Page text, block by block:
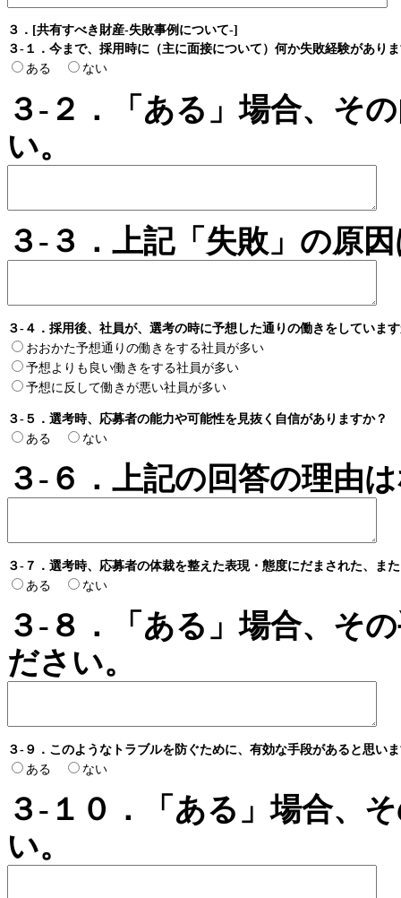
３．[共有すべき財産‐失敗事例について‐]
３-１．今まで、採用時に（主に面接について）何か失敗経験があり
ある
ない
３-２．「ある」場合、そ
い。
３-３．上記「失敗」の原
３-４．採用後、社員が、選考の時に予想した通りの働きをしていま
おおかた予想通りの働きをする社員が多い
予想よりも良い働きをする社員が多い
予想に反して働きが悪い社員が多い
３-５．選考時、応募者の能力や可能性を見抜く自信がありますか？
ある
ない
３-６．上記の回答の理由
３-７．選考時、応募者の体裁を整えた表現・態度にだまされた、ま
ある
ない
３-８．「ある」場合、そ
ださい。
３-９．このようなトラブルを防ぐために、有効な手段があると思い
ある
ない
３-１０．「ある」場合、
い。